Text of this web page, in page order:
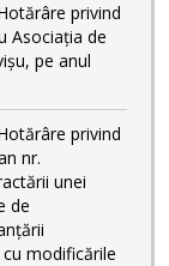
privind
Asociația de
pe anul
privind
nr.
unei
de
modificările